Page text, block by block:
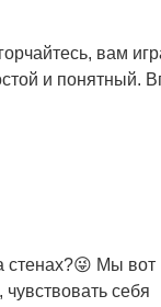
вам
и понятный.
стенах?😜 Мы вот
себя